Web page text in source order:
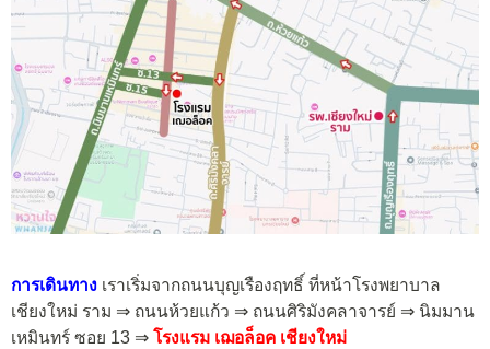
การเดินทาง เราเริ่มจากถนนบุญเรืองฤทธิ์ ที่หน้าโรงพยาบาล
เชียงใหม่ ราม ⇒ ถนนห้วยแก้ว ⇒ ถนนศิริมังคลาจารย์ ⇒ นิมมาน
เหมินทร์ ซอย 13 ⇒ โรงแรม เฌอล็อค เชียงใหม่